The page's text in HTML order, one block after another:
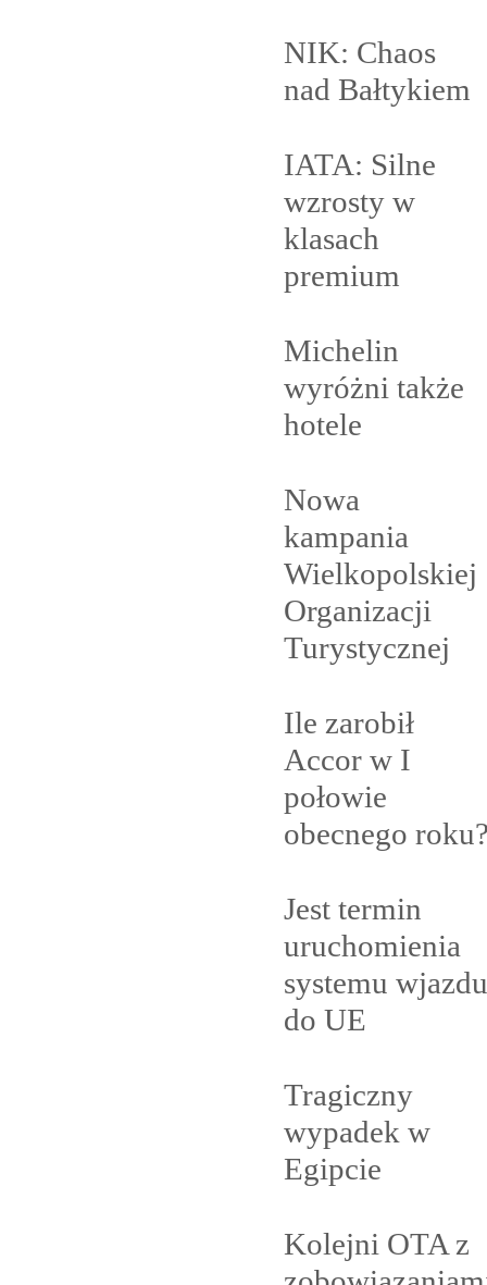
NIK: Chaos
nad Bałtykiem
IATA: Silne
wzrosty w
klasach
premium
Michelin
wyróżni także
hotele
Nowa
kampania
Wielkopolskiej
Organizacji
Turystycznej
Ile zarobił
Accor w I
połowie
obecnego
Jest termin
uruchomienia
systemu wjazdu
do UE
Tragiczny
wypadek w
Egipcie
Kolejni OTA z